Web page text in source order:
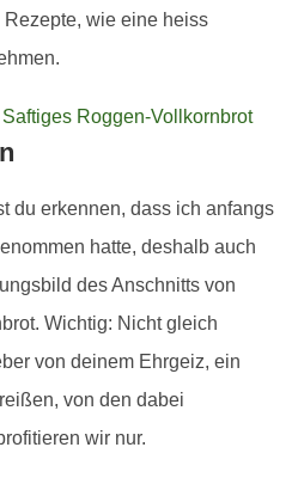
wie eine heiss
du erkennen, dass ich anfangs
hatte, deshalb auch
des Anschnitts von
Wichtig: Nicht gleich
von deinem Ehrgeiz, ein
von den dabei
wir nur.